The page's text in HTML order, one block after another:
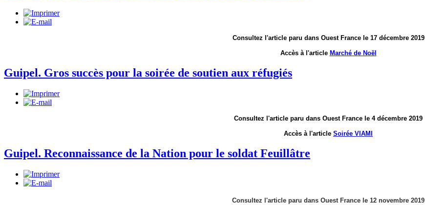
Consultez l'article paru dans Ouest France le 17 décembre 2019
Accès à l'article Marché de Noël
Guipel. Gros succès pour la soirée de soutien aux réfugiés
Consultez l'article paru dans Ouest France le 4 décembre 2019
Accès à l'article Soirée VIAMI
Guipel. Reconnaissance de la Nation pour le soldat Feuillâtre
Consultez l'article paru dans Ouest France le 12 novembre 2019